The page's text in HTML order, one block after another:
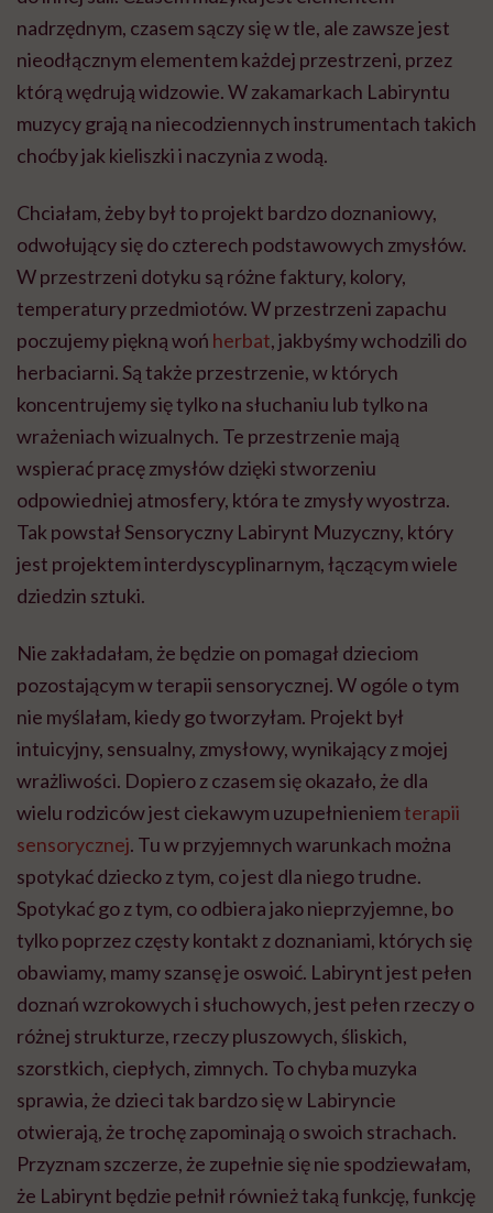
nadrzędnym, czasem sączy się w tle, ale zawsze jest
nieodłącznym elementem każdej przestrzeni, przez
którą wędrują widzowie. W zakamarkach Labiryntu
muzycy grają na niecodziennych instrumentach takich
choćby jak kieliszki i naczynia z wodą.
Chciałam, żeby był to projekt bardzo doznaniowy,
odwołujący się do czterech podstawowych zmysłów.
W przestrzeni dotyku są różne faktury, kolory,
temperatury przedmiotów. W przestrzeni zapachu
poczujemy piękną woń herbat, jakbyśmy wchodzili do
herbaciarni. Są także przestrzenie, w których
koncentrujemy się tylko na słuchaniu lub tylko na
wrażeniach wizualnych. Te przestrzenie mają
wspierać pracę zmysłów dzięki stworzeniu
odpowiedniej atmosfery, która te zmysły wyostrza.
Tak powstał Sensoryczny Labirynt Muzyczny, który
jest projektem interdyscyplinarnym, łączącym wiele
dziedzin sztuki.
Nie zakładałam, że będzie on pomagał dzieciom
pozostającym w terapii sensorycznej. W ogóle o tym
nie myślałam, kiedy go tworzyłam. Projekt był
intuicyjny, sensualny, zmysłowy, wynikający z mojej
wrażliwości. Dopiero z czasem się okazało, że dla
wielu rodziców jest ciekawym uzupełnieniemterapii
sensorycznej. Tu w przyjemnych warunkach można
spotykać dziecko z tym, co jest dla niego trudne.
Spotykać go z tym, co odbiera jako nieprzyjemne, bo
tylko poprzez częsty kontakt z doznaniami, których się
obawiamy, mamy szansę je oswoić. Labirynt jest pełen
doznań wzrokowych i słuchowych, jest pełen rzeczy o
różnej strukturze, rzeczy pluszowych, śliskich,
szorstkich, ciepłych, zimnych. To chyba muzyka
sprawia, że dzieci tak bardzo się w Labiryncie
otwierają, że trochę zapominają o swoich strachach.
Przyznam szczerze, że zupełnie się nie spodziewałam,
że Labirynt będzie pełnił również taką funkcję, funkcję